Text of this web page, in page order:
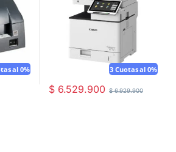
al 0% 3 Cuotas al 0%
$6.529.900 $6.929.900